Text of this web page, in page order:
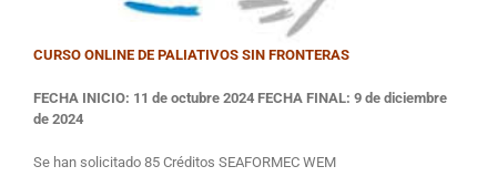
CURSO ONLINE DE PALIATIVOS SIN FRONTERAS
FECHA INICIO: 11 de octubre 2024 FECHA FINAL: 9 de diciembre
de 2024
Se han solicitado 85 Créditos SEAFORMEC WEM